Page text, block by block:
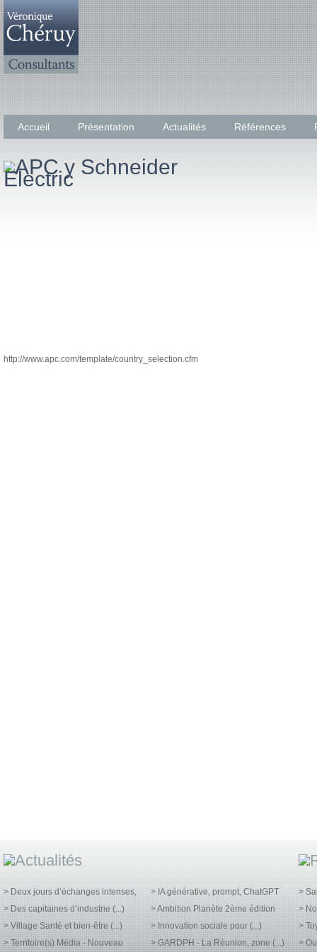
Accueil Présentation Actualités Références
http://www.apc.com/template/country_selection.cfm
> Deux jours d’échanges intenses,
> Des capitaines d’industrie (...)
> Village Santé et bien-être (...)
> Territoire(s) Média - Nouveau
> IA générative, prompt, ChatGPT
> Ambition Planète 2ème édition
> Innovation sociale pour (...)
> GARDPH - La Réunion, zone (...)
>
>
>
>